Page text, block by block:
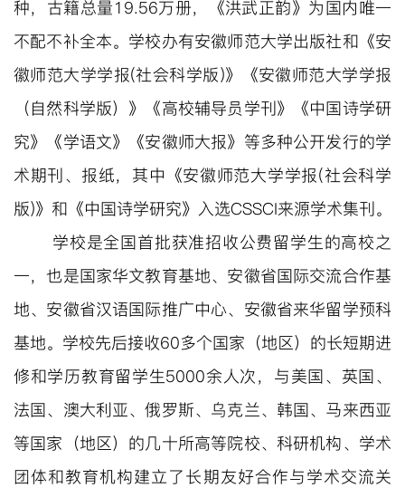
种，古籍总量19.56万册，《洪武正韵》为国内唯一
不配不补全本。学校办有安徽师范大学出版社和《安
徽师范大学学报(社会科学版)》
《安徽师范大学学报
（自然科学版）》《高校辅导员学刊》《中国诗学研
究》《学语文》《安徽师大报》等多种公开发行的学
术期刊、报纸，其中 《安徽师范大学学报(社会科学
版)》 和《中国诗学研究》入选CSSCI来源学术集刊。
学校是全国首批获准招收公费留学生的高校之
一，也是国家华文教育基地、安徽省国际交流合作基
地、安徽省汉语国际推广中心、安徽省来华留学预科
基地。学校先后接收60多个国家（地区）的长短期进
修和学历教育留学生5000余人次，与美国、英国、
法国、澳大利亚、俄罗斯、乌克兰、韩国、马来西亚
等国家（地区）的几十所高等院校、科研机构、学术
团体和教育机构建立了长期友好合作与学术交流关